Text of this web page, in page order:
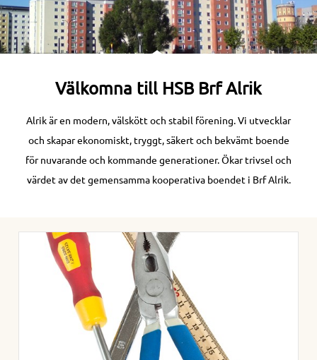
Välkomna till HSB Brf Alrik
Alrik är en modern, välskött och stabil förening. Vi utvecklar
och skapar ekonomiskt, tryggt, säkert och bekvämt boende
för nuvarande och kommande generationer. Ökar trivsel och
värdet av det gemensamma kooperativa boendet i Brf Alrik.